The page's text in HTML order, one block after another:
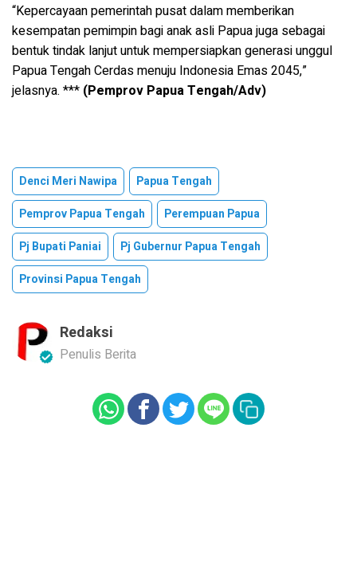
“Kepercayaan pemerintah pusat dalam memberikan
kesempatan pemimpin bagi anak asli Papua juga sebagai
bentuk tindak lanjut untuk mempersiapkan generasi unggul
Papua Tengah Cerdas menuju Indonesia Emas 2045,”
jelasnya. *** (Pemprov Papua Tengah/Adv)
Denci Meri Nawipa
Papua Tengah
Pemprov Papua Tengah
Perempuan Papua
Pj Bupati Paniai
Pj Gubernur Papua Tengah
Provinsi Papua Tengah
Redaksi
Penulis Berita